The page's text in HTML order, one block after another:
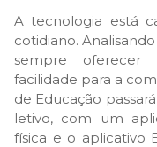
A tecnologia está
cotidiano.
sempre oferecer
facilidade para a
de Educação
letivo, com um
física e o aplicativo